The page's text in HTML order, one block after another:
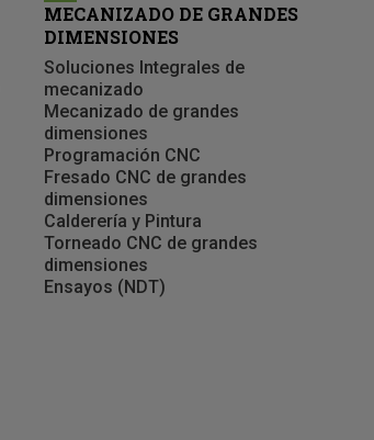
MECANIZADO DE GRANDES
DIMENSIONES
Soluciones Integrales de
mecanizado
Mecanizado de grandes
dimensiones
Programación CNC
Fresado CNC de grandes
dimensiones
Calderería y Pintura
Torneado CNC de grandes
dimensiones
Ensayos (NDT)